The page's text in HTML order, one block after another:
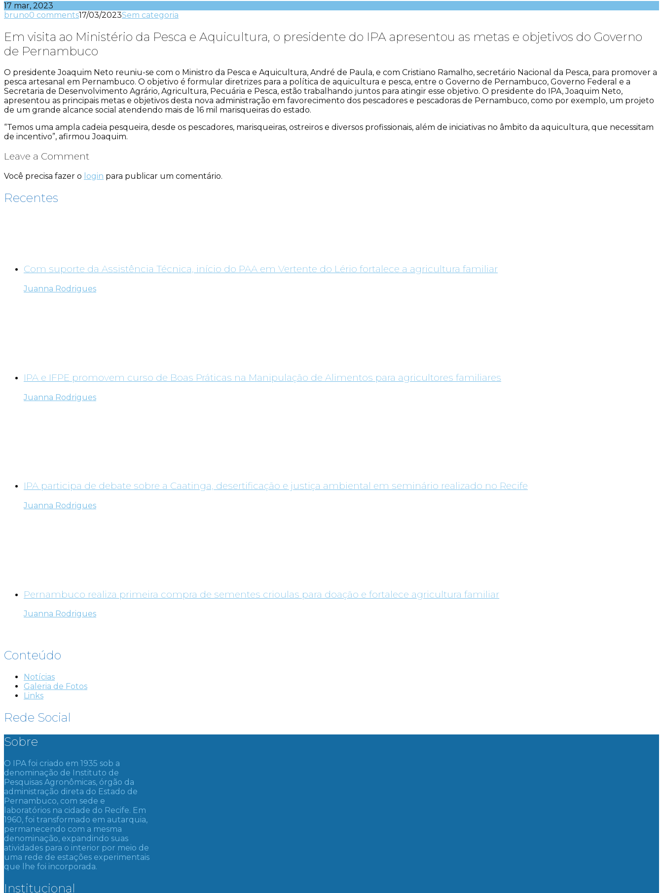
17 mar, 2023
bruno0 comments17/03/2023Sem categoria
Em visita ao Ministério da Pesca e Aquicultura, o presidente do IPA apresentou as metas e objetivos do Governo
de Pernambuco
O presidente Joaquim Neto reuniu-se com o Ministro da Pesca e Aquicultura, André de Paula, e com Cristiano Ramalho, secretário Nacional da Pesca, para promover a
pesca artesanal em Pernambuco. O objetivo é formular diretrizes para a política de aquicultura e pesca, entre o Governo de Pernambuco, Governo Federal e a
Secretaria de Desenvolvimento Agrário, Agricultura, Pecuária e Pesca, estão trabalhando juntos para atingir esse objetivo. O presidente do IPA, Joaquim Neto,
apresentou as principais metas e objetivos desta nova administração em favorecimento dos pescadores e pescadoras de Pernambuco, como por exemplo, um projeto
de um grande alcance social atendendo mais de 16 mil marisqueiras do estado.
“Temos uma ampla cadeia pesqueira, desde os pescadores, marisqueiras, ostreiros e diversos profissionais, além de iniciativas no âmbito da aquicultura, que necessitam
de incentivo”, afirmou Joaquim.
Leave a Comment
Você precisa fazer o login para publicar um comentário.
Recentes
Com suporte da Assistência Técnica, início do PAA em Vertente do Lério fortalece a agricultura familiar
Juanna Rodrigues
IPA e IFPE promovem curso de Boas Práticas na Manipulação de Alimentos para agricultores familiares
Juanna Rodrigues
IPA participa de debate sobre a Caatinga, desertificação e justiça ambiental em seminário realizado no Recife
Juanna Rodrigues
Pernambuco realiza primeira compra de sementes crioulas para doação e fortalece agricultura familiar
Juanna Rodrigues
Conteúdo
Notícias
Galeria de Fotos
Links
Rede Social
Sobre
O IPA foi criado em 1935 sob a
denominação de Instituto de
Pesquisas Agronômicas, órgão da
administração direta do Estado de
Pernambuco, com sede e
laboratórios na cidade do Recife. Em
1960, foi transformado em autarquia,
permanecendo com a mesma
denominação, expandindo suas
atividades para o interior por meio de
uma rede de estações experimentais
que lhe foi incorporada.
Institucional